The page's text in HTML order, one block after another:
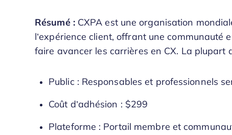
Résumé :CXPA est une organisation
l’expérience client, offrant une communauté
faire avancer les carrières en CX. La plupart
Public : Responsables et professionnels
Coût d’adhésion : $299
Plateforme : Portail membre et